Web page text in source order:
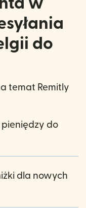
do
temat Remitly
pieniędzy do
dla nowych